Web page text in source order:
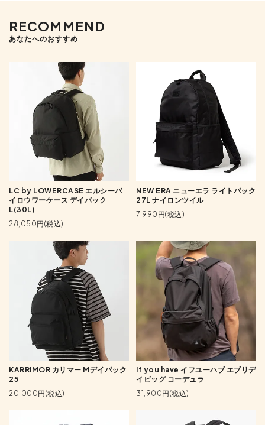
RECOMMEND
あなたへのおすすめ
LC by LOWERCASE エルシーバ
イロウワーケース デイパック
L(30L)
28,050円(税込)
NEW ERA ニューエラ ライトパック
27L ナイロンツイル
7,990円(税込)
KARRIMOR カリマー Mデイパック
25
20,000円(税込)
if you have イフユーハブ エブリデ
イビッグ コーデュラ
31,900円(税込)